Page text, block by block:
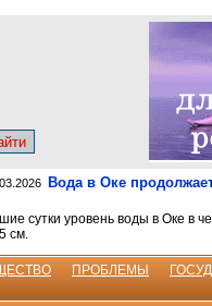
Вода в Оке
сутки уровень воды в Оке в
см.
ПРОБЛЕМЫ